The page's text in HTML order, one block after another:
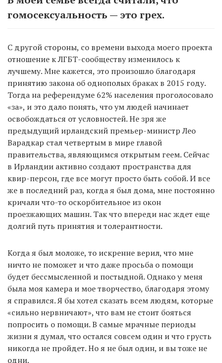
гомосексуальность — это грех.
С другой стороны, со времени выхода моего проекта
отношение к ЛГБТ-сообществу изменилось к
лучшему. Мне кажется, это произошло благодаря
принятию закона об однополых браках в 2015 году.
Тогда на референдуме 62% населения проголосовало
«за», и это дало понять, что ум людей начинает
освобождаться от условностей. Не зря же
предыдущий ирландский премьер-министр Лео
Варадкар стал четвертым в мире главой
правительства, являющимся открытым геем. Сейчас
в Ирландии активно создают пространства для
квир-персон, где все могут просто быть собой. И все
же в последний раз, когда я был дома, мне постоянно
кричали что-то оскорбительное из окон
проезжающих машин. Так что впереди нас ждет еще
долгий путь принятия и толерантности.
Когда я был моложе, то искренне верил, что мне
ничто не поможет и что даже просьба о помощи
будет бессмысленной и постыдной. Однако у меня
была моя камера и мое творчество, благодаря этому
я справился. Я бы хотел сказать всем людям, которые
«сильно нервничают», что вам не стоит бояться
попросить о помощи. В самые мрачные периоды
жизни я думал, что остался совсем один и что грусть
никогда не пройдет. Но я не был один, и вы тоже не
одни.